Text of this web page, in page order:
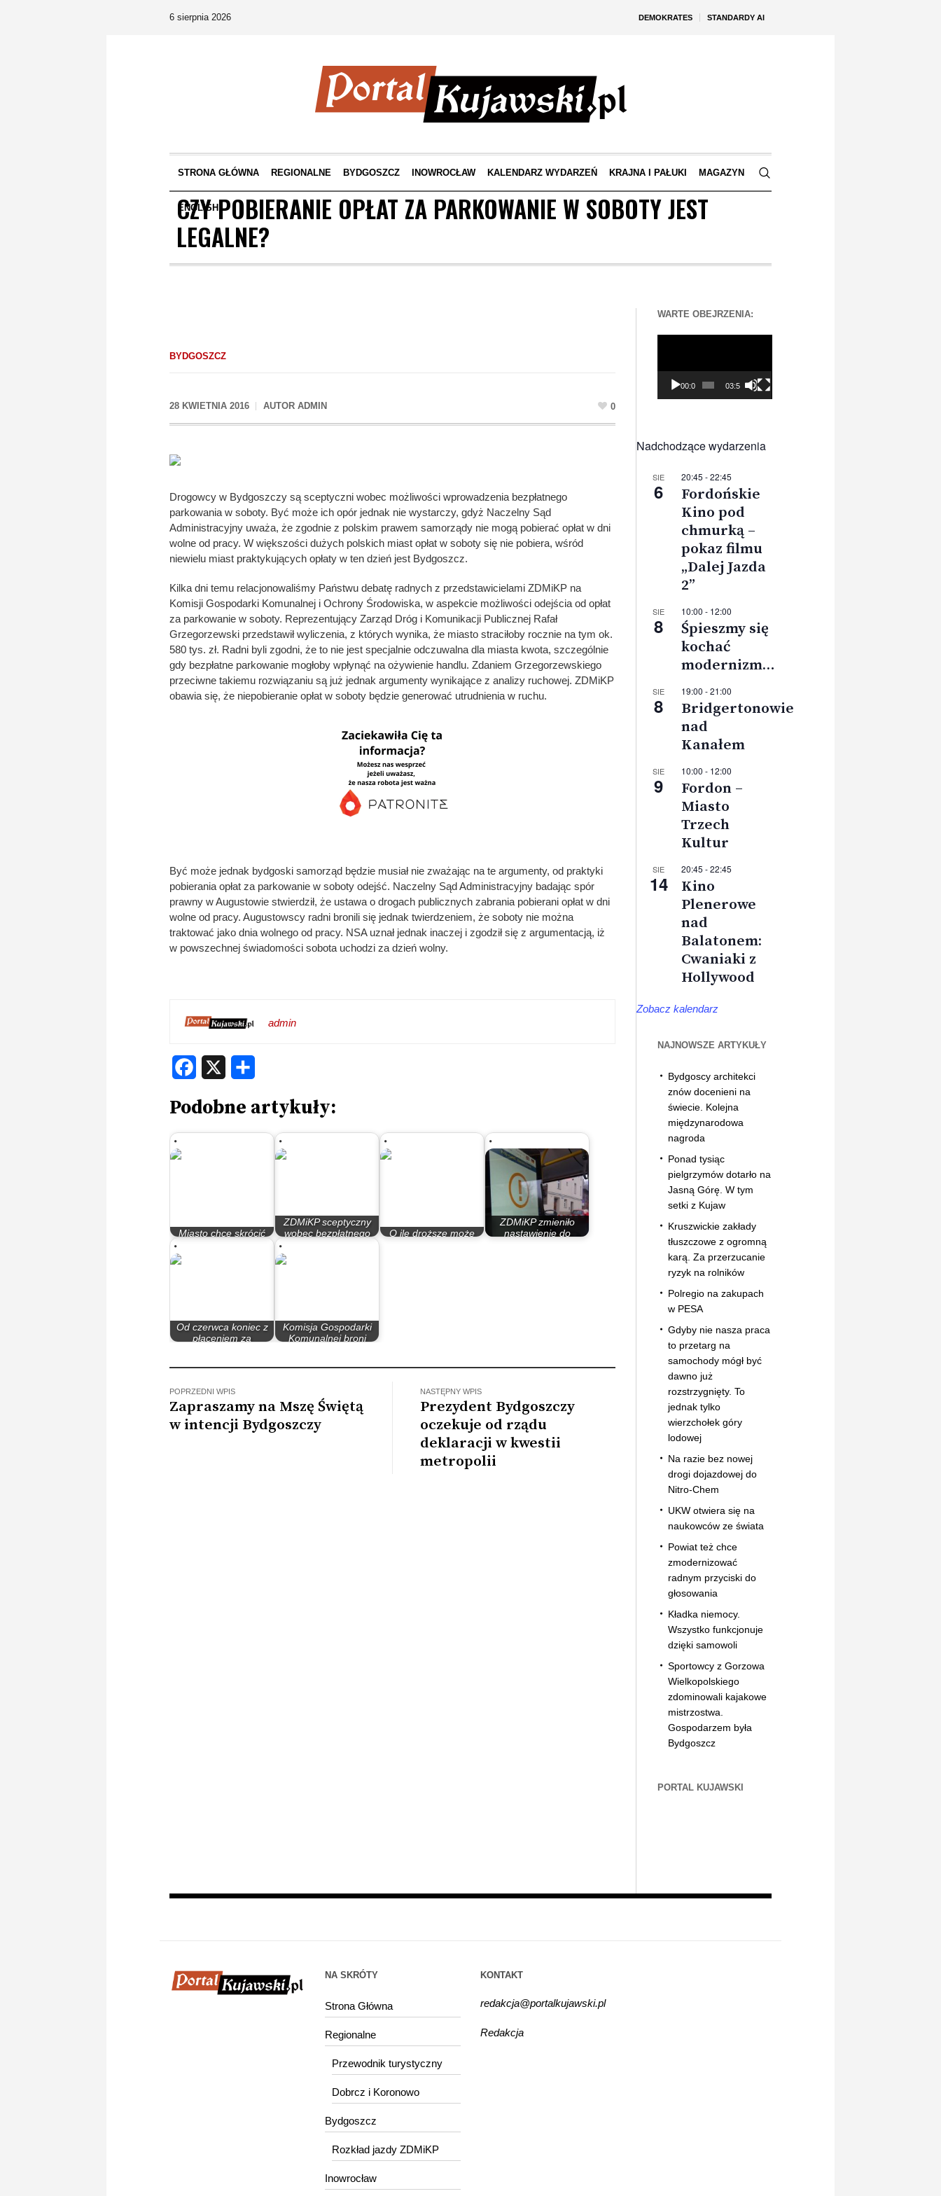
DEMOKRATES STANDARDY AI
6 sierpnia 2026
STRONA GŁÓWNA REGIONALNE BYDGOSZCZ INOWROCŁAW KALENDARZ WYDARZEŃ KRAJNA I PAŁUKI MAGAZYN
ENGLISH
CZY POBIERANIE OPŁAT ZA PARKOWANIE W SOBOTY JEST
LEGALNE?
BYDGOSZCZ
28 KWIETNIA 2016 AUTOR ADMIN 0
Drogowcy w Bydgoszczy są sceptyczni wobec możliwości wprowadzenia bezpłatnego
parkowania w soboty. Być może ich opór jednak nie wystarczy, gdyż Naczelny Sąd
Administracyjny uważa, że zgodnie z polskim prawem samorządy nie mogą pobierać opłat w dni
wolne od pracy. W większości dużych polskich miast opłat w soboty się nie pobiera, wśród
niewielu miast praktykujących opłaty w ten dzień jest Bydgoszcz.
Kilka dni temu relacjonowaliśmy Państwu debatę radnych z przedstawicielami ZDMiKP na
Komisji Gospodarki Komunalnej i Ochrony Środowiska, w aspekcie możliwości odejścia od opłat
za parkowanie w soboty. Reprezentujący Zarząd Dróg i Komunikacji Publicznej Rafał
Grzegorzewski przedstawił wyliczenia, z których wynika, że miasto straciłoby rocznie na tym ok.
580 tys. zł. Radni byli zgodni, że to nie jest specjalnie odczuwalna dla miasta kwota, szczególnie
gdy bezpłatne parkowanie mogłoby wpłynąć na ożywienie handlu. Zdaniem Grzegorzewskiego
przeciwne takiemu rozwiązaniu są już jednak argumenty wynikające z analizy ruchowej. ZDMiKP
obawia się, że niepobieranie opłat w soboty będzie generować utrudnienia w ruchu.
Być może jednak bydgoski samorząd będzie musiał nie zważając na te argumenty, od praktyki
pobierania opłat za parkowanie w soboty odejść. Naczelny Sąd Administracyjny badając spór
prawny w Augustowie stwierdził, że ustawa o drogach publicznych zabrania pobierani opłat w dni
wolne od pracy. Augustowscy radni bronili się jednak twierdzeniem, że soboty nie można
traktować jako dnia wolnego od pracy. NSA uznał jednak inaczej i zgodził się z argumentacją, iż
w powszechnej świadomości sobota uchodzi za dzień wolny.
admin
Facebook
Podobne artykuły:
Miasto chce skrócić
nasz czas parkowania
ZDMiKP sceptyczny
wobec bezpłatnego
parkowania w soboty
O ile droższe może
ZDMiKP zmieniło
nastawienie do
Od czerwca koniec z
płaceniem za
Komisja Gospodarki
Komunalnej broni
POPRZEDNI WPIS
Zapraszamy na Mszę Świętą
w intencji Bydgoszczy
NASTĘPNY WPIS
Prezydent Bydgoszczy
oczekuje od rządu
deklaracji w kwestii
metropolii
WARTE OBEJRZENIA:
00:00 03:56
Nadchodzące wydarzenia
SIE
6
20:45 -22:45
Fordońskie
Kino pod
chmurką –
pokaz filmu
„Dalej Jazda
2”
SIE
8
10:00 - 12:00
Śpieszmy się
kochać
modernizm…
SIE
8
19:00 -21:00
Bridgertonowie
nad
Kanałem
SIE
9
10:00 - 12:00
Fordon –
Miasto
Trzech
Kultur
SIE
14
20:45 -22:45
Kino
Plenerowe
nad
Balatonem:
Cwaniaki z
Hollywood
Zobacz kalendarz
NAJNOWSZE ARTYKUŁY
Bydgoscy architekci
znów docenieni na
świecie. Kolejna
międzynarodowa
nagroda
Ponad tysiąc
pielgrzymów dotarło na
Jasną Górę. W tym
setki z Kujaw
Kruszwickie zakłady
tłuszczowe z ogromną
karą. Za przerzucanie
ryzyk na rolników
Polregio na zakupach
w PESA
Gdyby nie nasza praca
to przetarg na
samochody mógł być
dawno już
rozstrzygnięty. To
jednak tylko
wierzchołek góry
lodowej
Na razie bez nowej
drogi dojazdowej do
Nitro-Chem
UKW otwiera się na
naukowców ze świata
Powiat też chce
zmodernizować
radnym przyciski do
głosowania
Kładka niemocy.
Wszystko funkcjonuje
dzięki samowoli
Sportowcy z Gorzowa
Wielkopolskiego
zdominowali kajakowe
mistrzostwa.
Gospodarzem była
Bydgoszcz
PORTAL KUJAWSKI
NA SKRÓTY
Strona Główna
Regionalne
Przewodnik turystyczny
Dobrcz i Koronowo
Bydgoszcz
Rozkład jazdy ZDMiKP
Inowrocław
KONTAKT
redakcja@portalkujawski.pl
Redakcja